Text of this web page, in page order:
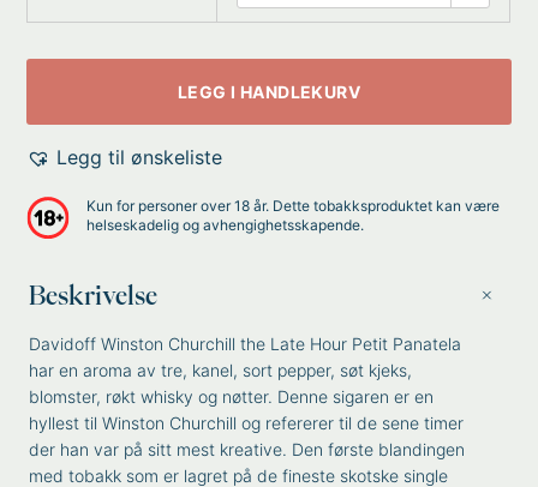
LEGG I HANDLEKURV
Legg til ønskeliste
Kun for personer over 18 år. Dette tobakksproduktet kan være
helseskadelig og avhengighetsskapende.
Beskrivelse
Davidoff Winston Churchill the Late Hour Petit Panatela
har en aroma av tre, kanel, sort pepper, søt kjeks,
blomster, røkt whisky og nøtter. Denne sigaren er en
hyllest til Winston Churchill og refererer til de sene timer
der han var på sitt mest kreative. Den første blandingen
med tobakk som er lagret på de fineste skotske single